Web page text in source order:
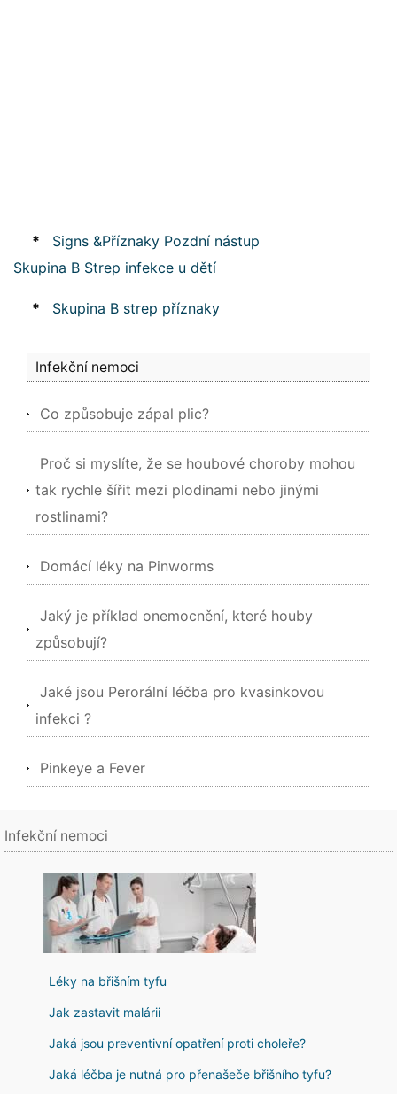
*
Signs &Příznaky Pozdní nástup
Skupina B Strep infekce u dětí
* Skupina B strep příznaky
Infekční nemoci
Co způsobuje zápal plic?
Proč si myslíte, že se houbové choroby mohou
tak rychle šířit mezi plodinami nebo jinými
rostlinami?
Domácí léky na Pinworms
Jaký je příklad onemocnění, které houby
způsobují?
Jaké jsou Perorální léčba pro kvasinkovou
infekci ?
Pinkeye a Fever
Infekční nemoci
Léky na břišním tyfu
Jak zastavit malárii
Jaká jsou preventivní opatření proti choleře?
Jaká léčba je nutná pro přenašeče břišního tyfu?